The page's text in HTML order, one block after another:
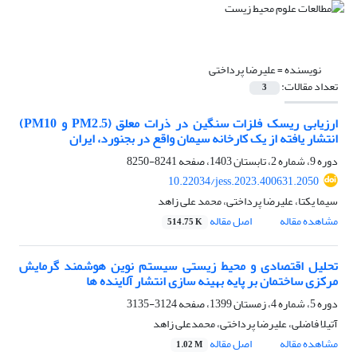
نویسنده =علیرضا پرداختی
تعداد مقالات: 3
ارزیابی ریسک فلزات سنگین در ذرات معلق (PM2.5 و PM10)
انتشار یافته از یک کارخانه سیمان واقع در بجنورد، ایران
دوره 9، شماره 2، تابستان 1403، صفحه
8241-8250
10.22034/jess.2023.400631.2050
سیما یکتا، علیرضا پرداختی، محمد علی زاهد
مشاهده مقاله
اصل مقاله 514.75 K
تحلیل اقتصادی و محیط زیستی سیستم نوین هوشمند گرمایش
مرکزی ساختمان بر پایه بهینه سازی انتشار آلاینده ها
دوره 5، شماره 4، زمستان 1399، صفحه
3124-3135
آتیلا فاضلی، علیرضا پرداختی، محمدعلی زاهد
مشاهده مقاله
اصل مقاله 1.02 M